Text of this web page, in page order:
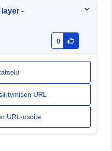
-
0
URL
URL-osoite